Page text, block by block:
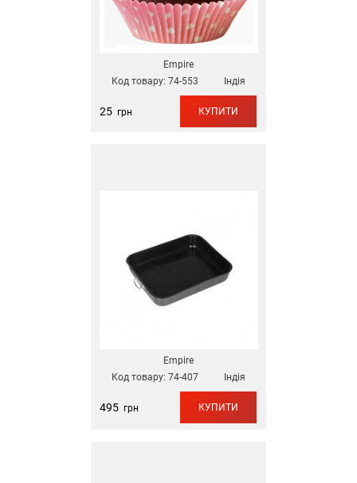
Empire
Код товару: 74-553 Індія
25грн КУПИТИ
Empire
Код товару: 74-407 Індія
495грн КУПИТИ